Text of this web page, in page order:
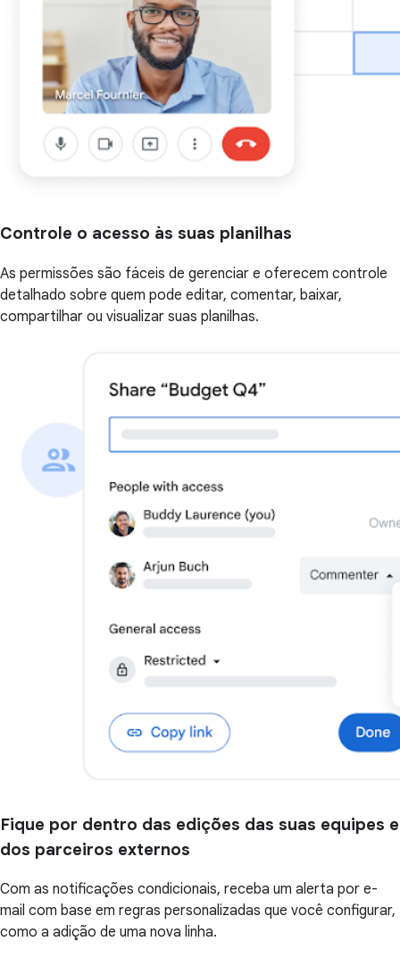
Controle o acesso às suas planilhas
As permissões são fáceis de gerenciar e oferecem controle
detalhado sobre quem pode editar, comentar, baixar,
compartilhar ou visualizar suas planilhas.
Fique por dentro das edições das suas equipes e
dos parceiros externos
Com as notificações condicionais, receba um alerta por e-
mail com base em regras personalizadas que você configurar,
como a adição de uma nova linha.